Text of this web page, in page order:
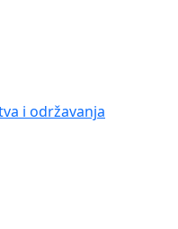
i održavanja